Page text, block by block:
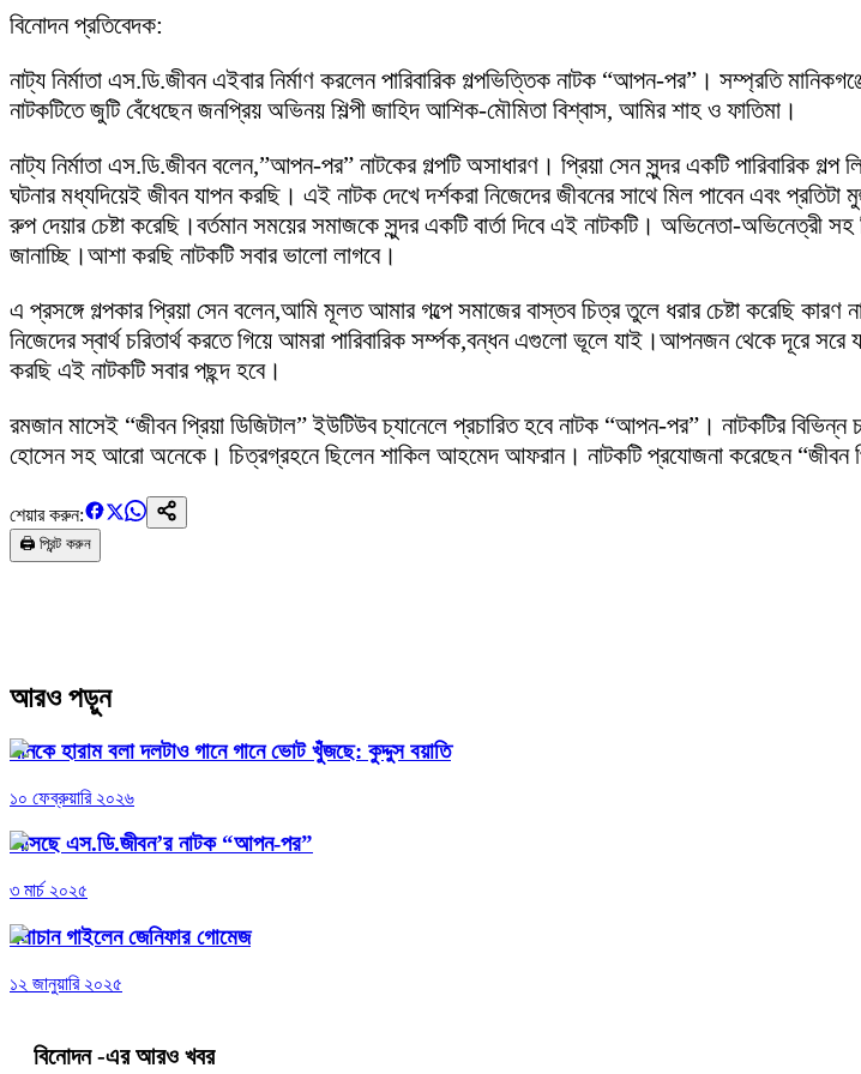
বিনোদন প্রতিবেদক:
নাট্য নির্মাতা এস.ডি.জীবন এইবার নির্মাণ করলেন পারিবারিক গল্পভিত্তিক নাটক “আপন-পর”। সম্প্রতি
নাটকটিতে জুটি বেঁধেছেন জনপ্রিয় অভিনয় শিল্পী জাহিদ আশিক-মৌমিতা বিশ্বাস, আমির শাহ ও ফাতিমা।
নাট্য নির্মাতা এস.ডি.জীবন বলেন,”আপন-পর” নাটকের গল্পটি অসাধারণ। প্রিয়া সেন সুন্দর একটি
ঘটনার মধ্যদিয়েই জীবন যাপন করছি। এই নাটক দেখে দর্শকরা নিজেদের জীবনের সাথে মিল পাবেন এবং
রুপ দেয়ার চেষ্টা করেছি।বর্তমান সময়ের সমাজকে সুন্দর একটি বার্তা দিবে এই নাটকটি। অভিনেতা-
জানাচ্ছি।আশা করছি নাটকটি সবার ভালো লাগবে।
এ প্রসঙ্গে গল্পকার প্রিয়া সেন বলেন,আমি মূলত আমার গল্পে সমাজের বাস্তব চিত্র তুলে ধরার চেষ্টা করেছি
নিজেদের স্বার্থ চরিতার্থ করতে গিয়ে আমরা পারিবারিক সর্ম্পক,বন্ধন এগুলো ভূলে যাই।আপনজন থেকে দূরে
করছি এই নাটকটি সবার পছন্দ হবে।
রমজান মাসেই “জীবন প্রিয়া ডিজিটাল” ইউটিউব চ্যানেলে প্রচারিত হবে নাটক “আপন-পর”। নাটকটির
হোসেন সহ আরো অনেকে। চিত্রগ্রহনে ছিলেন শাকিল আহমেদ আফরান। নাটকটি প্রযোজনা করেছেন “জীবন
শেয়ার করুন:
🖨️ প্রিন্ট করুন
আরও পড়ুন
গানকে হারাম বলা দলটাও গানে গানে ভোট খুঁজছে: কুদ্দুস বয়াতি
১০ ফেব্রুয়ারি ২০২৬
আসছে এস.ডি.জীবন’র নাটক “আপন-পর”
৩ মার্চ ২০২৫
ধলাচান গাইলেন জেনিফার গোমেজ
১২ জানুয়ারি ২০২৫
বিনোদন-এর আরও খবর